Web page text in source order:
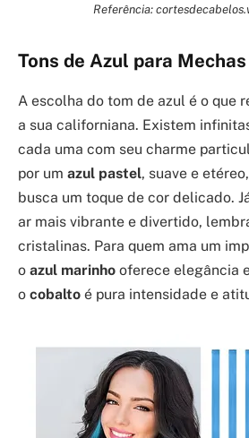
Referência:
Tons de Azul para
A escolha do tom de azul é o que
a sua californiana. Existem
cada uma com seu charme
por um azul pastel, suave e
busca um toque de cor delicado.
ar mais vibrante e divertido,
cristalinas. Para quem ama um
o azul marinho oferece elegância
o cobalto é pura intensidade e